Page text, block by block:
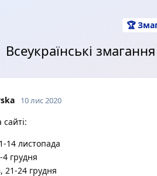
🏆
Всеукраїнські
10 лис 2020
14 листопада
4 грудня
21-24 грудня